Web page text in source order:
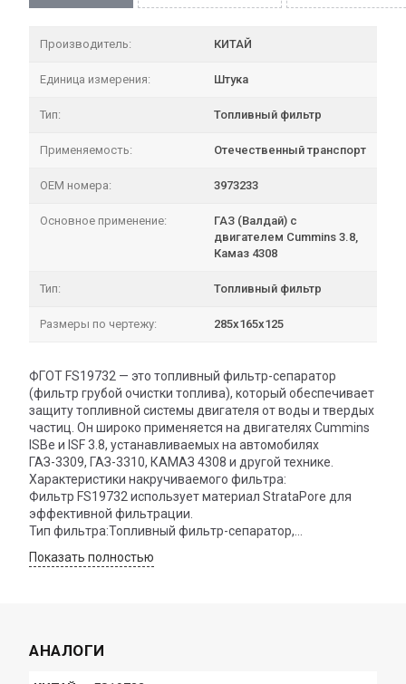
Производитель: КИТАЙ
Единица измерения: Штука
Тип: Топливный фильтр
Применяемость: Отечественный транспорт
OEM номера: 3973233
Основное применение:
ГАЗ (Валдай) с
двигателем Cummins 3.8,
Камаз 4308
Тип: Топливный фильтр
Размеры по чертежу: 285х165х125
ФГОТ FS19732 — это топливный фильтр-сепаратор
(фильтр грубой очистки топлива), который обеспечивает
защиту топливной системы двигателя от воды и твердых
частиц. Он широко применяется на двигателях Cummins
ISBe и ISF 3.8, устанавливаемых на автомобилях
ГАЗ-3309, ГАЗ-3310, КАМАЗ 4308 и другой технике.
Характеристики накручиваемого фильтра:
Фильтр FS19732 использует материал StrataPore для
эффективной фильтрации.
Тип фильтра:Топливный фильтр-сепаратор,
Степень очистки: 25 микрон по стандарту SAE J 1985
Размер резьбы:1-14 UNS-2B
Показать полностью
АНАЛОГИ